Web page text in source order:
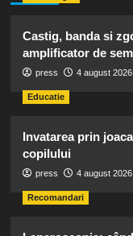
Castig, banda si
amplificator de
press 4 august 2026
Educatie
Invatarea prin
copilului
press 4 august 2026
Recomandari